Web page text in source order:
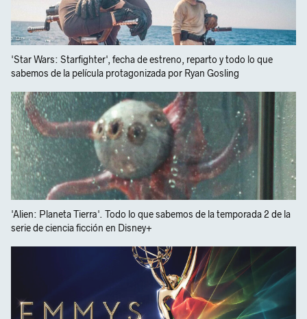
'Star Wars: Starfighter', fecha de estreno, reparto y todo lo que
sabemos de la película protagonizada por Ryan Gosling
'Alien: Planeta Tierra'. Todo lo que sabemos de la temporada 2 de la
serie de ciencia ficción en Disney+